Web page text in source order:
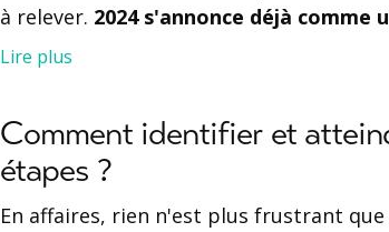
à relever. 2024 s'annonce déjà comme
Lire plus
Comment identifier et
étapes ?
En affaires, rien n'est plus frustrant